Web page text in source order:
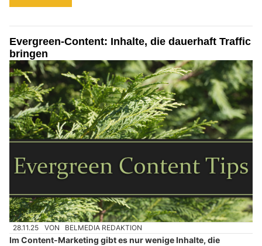
Evergreen-Content: Inhalte, die dauerhaft Traffic
bringen
28.11.25 VON BELMEDIA REDAKTION
Im Content-Marketing gibt es nur wenige Inhalte, die